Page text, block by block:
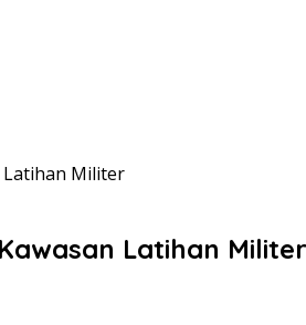
Latihan Militer
Latihan Militer